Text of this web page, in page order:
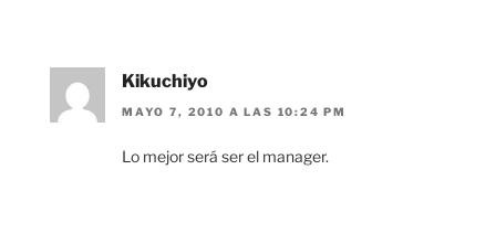
Kikuchiyo
MAYO 7, 2010 A LAS 10:24 PM
Lo mejor será ser el manager.